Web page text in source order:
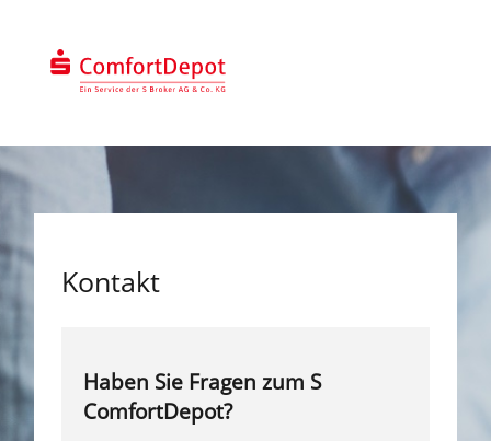
Kontakt
Haben Sie Fragen zum S
ComfortDepot?